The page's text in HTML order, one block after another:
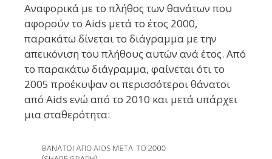
Αναφορικά με το πλήθος των θανάτων που
αφορούν το Aids μετά το έτος 2000,
παρακάτω δίνεται το διάγραμμα με την
απεικόνιση του πλήθους αυτών ανά έτος. Από
το παρακάτω διάγραμμα, φαίνεται ότι το
2005 προέκυψαν οι περισσότεροι θάνατοι
από Aids ενώ από το 2010 και μετά υπάρχει
μια σταθερότητα: